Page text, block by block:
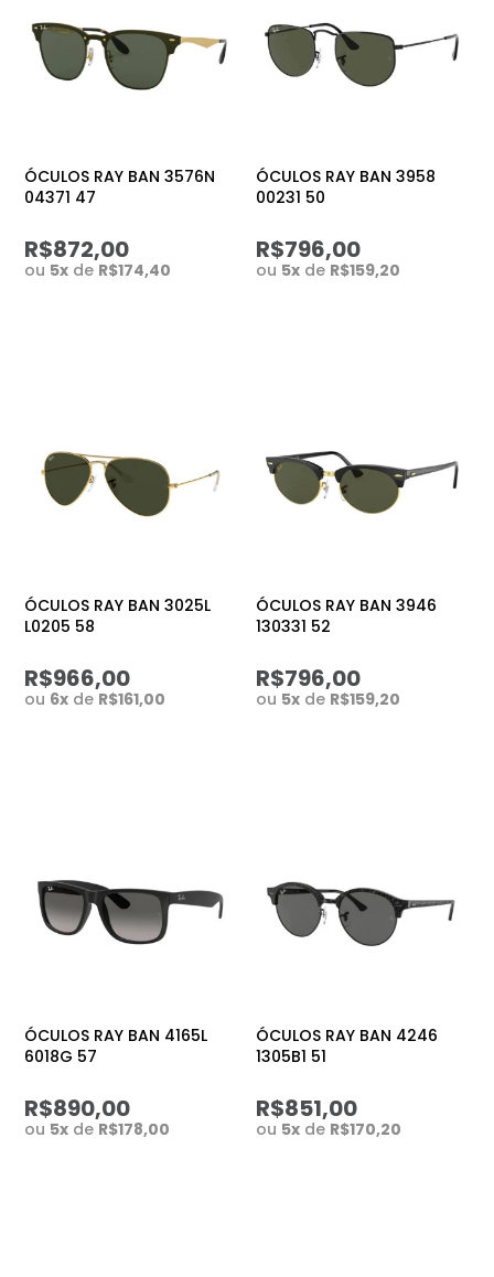
ÓCULOS RAY BAN 3576N
04371 47
R$872,00
ou 5x de R$174,40
ÓCULOS RAY BAN 3958
00231 50
R$796,00
ou 5xde R$159,20
ÓCULOS RAY BAN 3025L
L0205 58
R$966,00
ou 6x de R$161,00
ÓCULOS RAY BAN 3946
130331 52
R$796,00
ou 5xde R$159,20
ÓCULOS RAY BAN 4165L
6018G 57
R$890,00
ou 5x de R$178,00
ÓCULOS RAY BAN 4246
1305B1 51
R$851,00
ou 5xde R$170,20